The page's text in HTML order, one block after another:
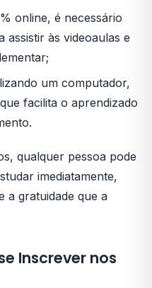
online, é necessário
assistir às videoaulas e
um computador,
facilita o aprendizado
qualquer pessoa pode
imediatamente,
a gratuidade que a
Inscrever nos